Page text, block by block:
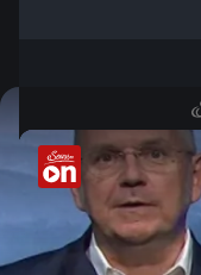
10. Juli -